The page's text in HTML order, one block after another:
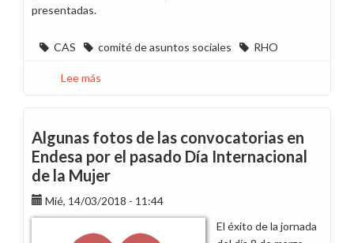
presentadas.
CAS comité de asuntos sociales RHO
Lee más
se
convocará
en
Canarias
el
primer
Comité
Algunas fotos de las convocatorias en
Endesa por el pasado Día Internacional
de la Mujer
Mié, 14/03/2018 - 11:44
El éxito de la jornada